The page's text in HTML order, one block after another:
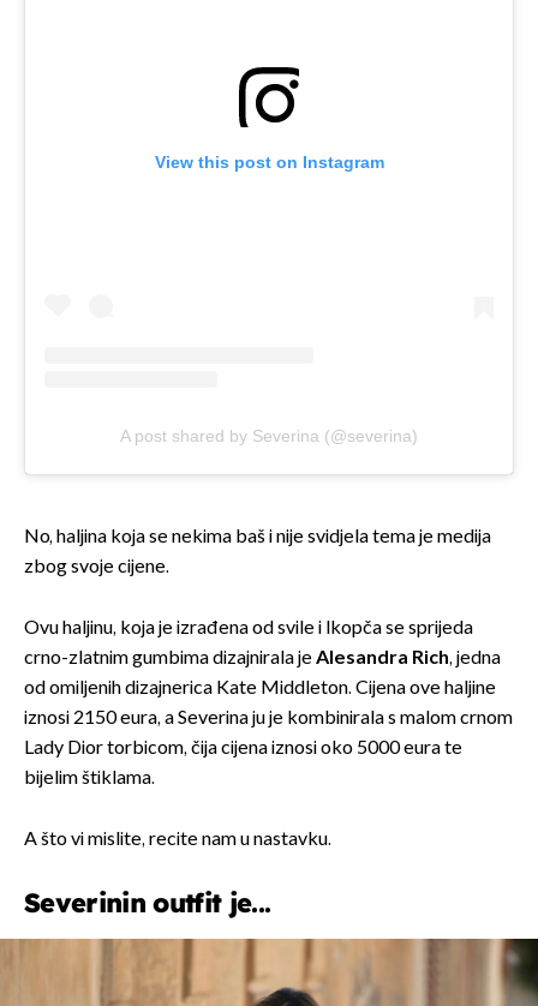
View this post on Instagram
A post shared by Severina (@severina)
No, haljina koja se nekima baš i nije svidjela tema je medija
zbog svoje cijene.
Ovu haljinu, koja je izrađena od svile i lkopča se sprijeda
crno-zlatnim gumbima dizajnirala jeAlesandra Rich, jedna
od omiljenih dizajnerica Kate Middleton. Cijena ove haljine
iznosi 2150 eura, a Severina ju je kombinirala s malom crnom
Lady Dior torbicom, čija cijena iznosi oko 5000 eura te
bijelim štiklama.
A što vi mislite, recite nam u nastavku.
Severinin outfit je...